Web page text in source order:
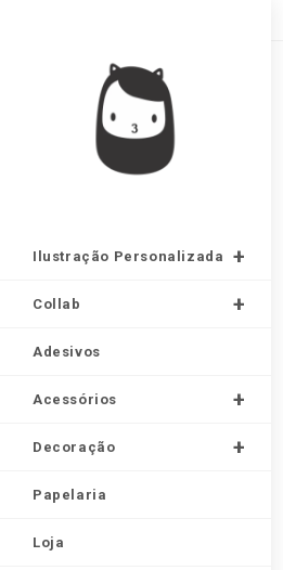
Ilustração Personalizada
Collab
Adesivos
Acessórios
Decoração
Papelaria
Loja